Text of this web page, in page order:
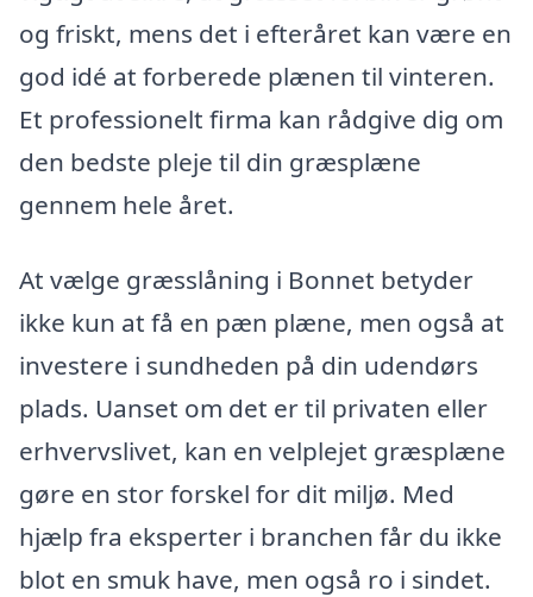
og friskt, mens det i efteråret kan være en
god idé at forberede plænen til vinteren.
Et professionelt firma kan rådgive dig om
den bedste pleje til din græsplæne
gennem hele året.
At vælge græsslåning i Bonnet betyder
ikke kun at få en pæn plæne, men også at
investere i sundheden på din udendørs
plads. Uanset om det er til privaten eller
erhvervslivet, kan en velplejet græsplæne
gøre en stor forskel for dit miljø. Med
hjælp fra eksperter i branchen får du ikke
blot en smuk have, men også ro i sindet.